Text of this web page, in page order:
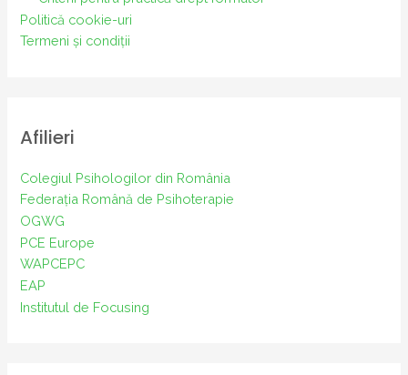
Politică cookie-uri
Termeni și condiții
Afilieri
Colegiul Psihologilor din România
Federația Română de Psihoterapie
OGWG
PCE Europe
WAPCEPC
EAP
Institutul de Focusing